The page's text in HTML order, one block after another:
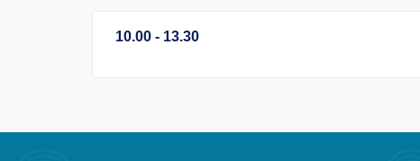
10.00 - 13.30